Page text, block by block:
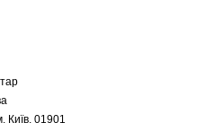
Київ, 01901